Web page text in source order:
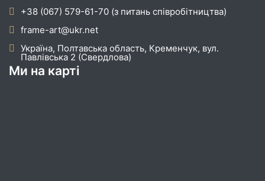
+38 (067) 579-61-70 (з питань співробітництва)
frame-art@ukr.net
Україна, Полтавська область, Кременчук, вул.
Павлівська 2 (Свердлова)
Ми на карті